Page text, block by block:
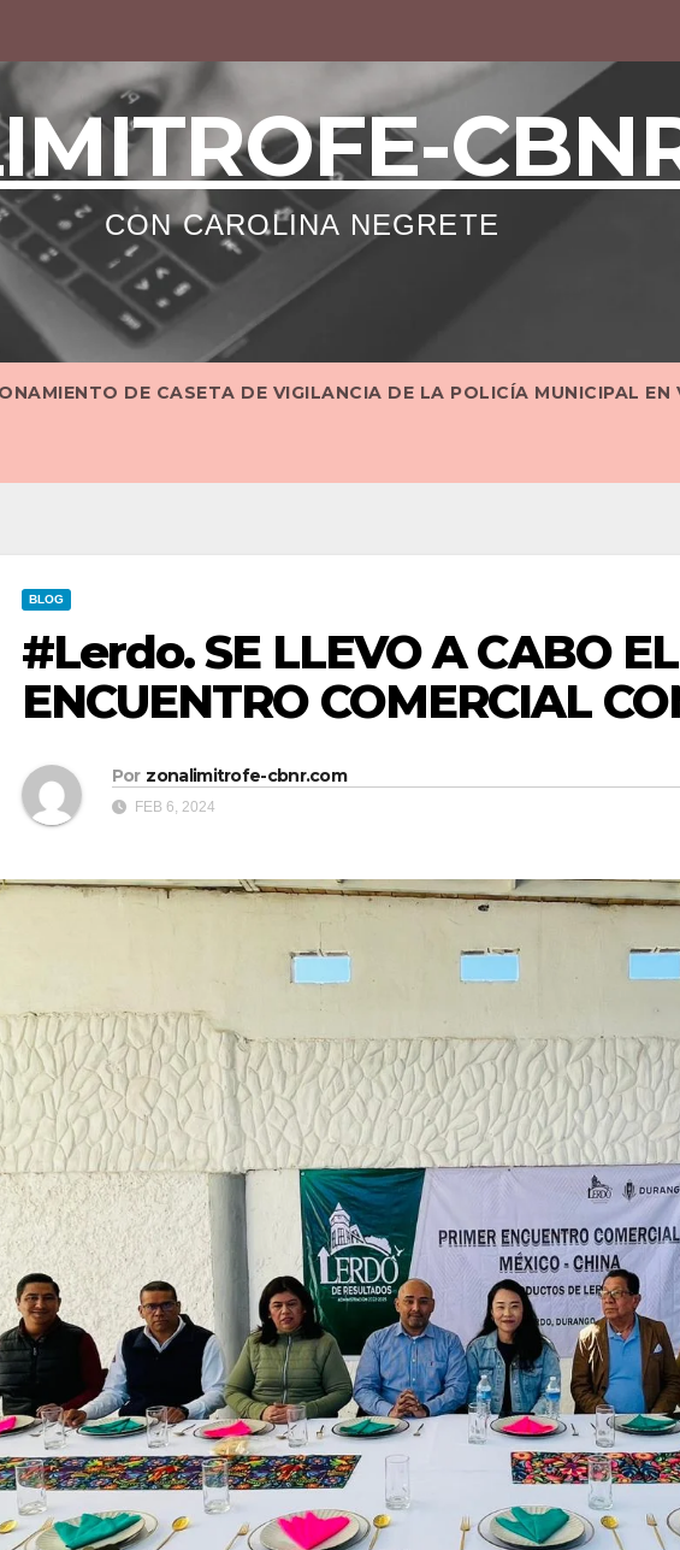
CON CAROLINA NEGRETE
DE CASETA DE VIGILANCIA DE LA POLICÍA MUNICIPAL EN
BLOG
#Lerdo. SE LLEVO A CABO
ENCUENTRO COMERCIAL
Por zonalimitrofe-cbnr.com
FEB 6, 2024